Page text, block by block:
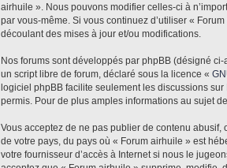
airhuile ». Nous pouvons modifier celles-ci à
par vous-même. Si vous continuez d’utiliser «
découlant des mises à jour et/ou modifications.
Nos forums sont développés par phpBB (désigné
un script libre de forum, déclaré sous la licence «
logiciel phpBB facilite seulement les discussions
permis. Pour de plus amples informations au sujet
Vous acceptez de ne pas publier de contenu
de votre pays, du pays où « Forum airhuile » est
votre fournisseur d’accès à Internet si nous le